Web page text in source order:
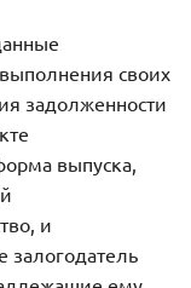
своих
задолженности
выпуска,
и
залогодатель